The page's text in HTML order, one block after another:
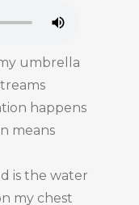
umbrella
happens
means
is the water
my chest